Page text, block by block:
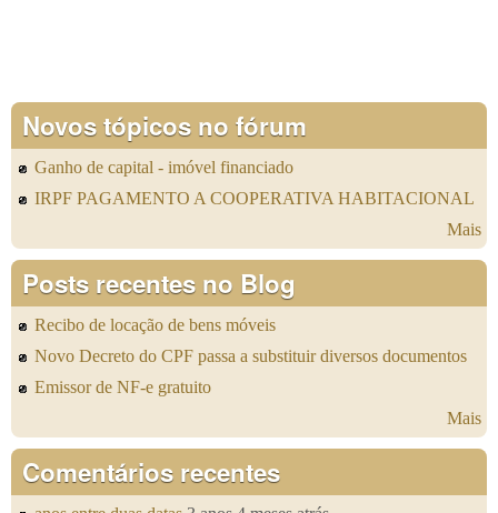
Novos tópicos no fórum
Ganho de capital - imóvel financiado
IRPF PAGAMENTO A COOPERATIVA HABITACIONAL
Mais
Posts recentes no Blog
Recibo de locação de bens móveis
Novo Decreto do CPF passa a substituir diversos documentos
Emissor de NF-e gratuito
Mais
Comentários recentes